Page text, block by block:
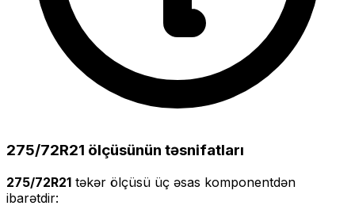
275/72R21 ölçüsünün təsnifatları
275/72R21 təkər ölçüsü üç əsas komponentdən
ibarətdir: